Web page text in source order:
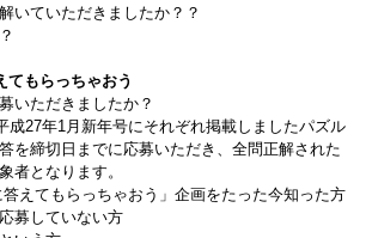
いていただきましたか？？
てもらっちゃおう
いただきましたか？
成27年1月新年号にそれぞれ掲載しましたパズル
を締切日までに応募いただき、全問正解された
者となります。
答えてもらっちゃおう」企画をたった今知った方
募していない方